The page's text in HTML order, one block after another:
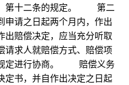
、第十二条的规定。 第二
请之日起两个月内，作出
出赔偿决定，应当充分听取
请求人就赔偿方式、赔偿项
规定进行协商。 赔偿义务
定书，并自作出决定之日起